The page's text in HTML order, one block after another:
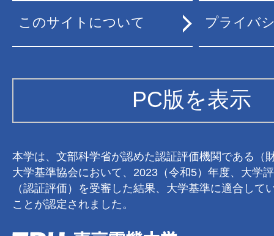
このサイトについて プライバ
PC版を表示
本学は、文部科学省が認めた認証評価機関である（
大学基準協会において、2023（令和5）年度、大学
（認証評価）を受審した結果、大学基準に適合して
ことが認定されました。